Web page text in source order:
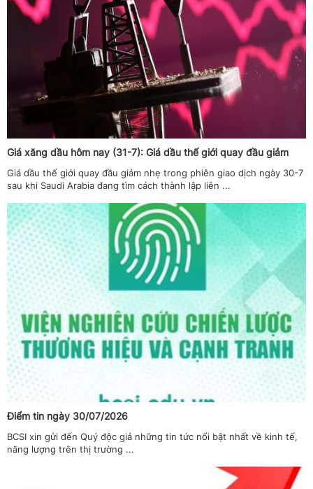
Giá xăng dầu hôm nay (31-7): Giá dầu thế giới quay đầu giảm
Giá dầu thế giới quay đầu giảm nhẹ trong phiên giao dịch ngày 30-7
sau khi Saudi Arabia đang tìm cách thành lập liên ...
Điểm tin ngày 30/07/2026
BCSI xin gửi đến Quý độc giả những tin tức nổi bật nhất về kinh tế,
năng lượng trên thị trường ...